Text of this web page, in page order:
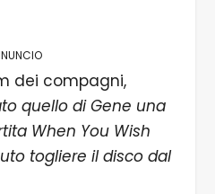
dei compagni,
quello di Gene una
When You Wish
togliere il disco dal